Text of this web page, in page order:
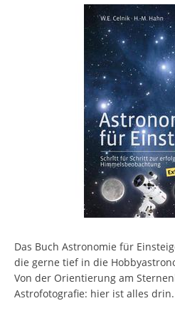
Das Buch Astronomie für
die gerne tief in die
Von der Orientierung am
Astrofotografie: hier ist alles drin.